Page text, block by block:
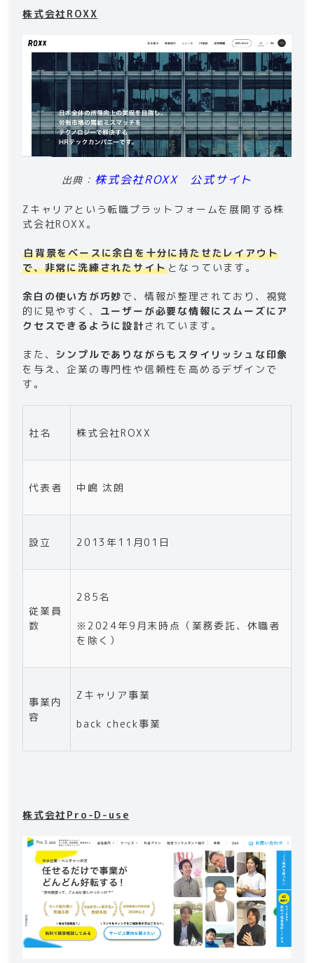
株式会社ROXX
出典： 株式会社ROXX 公式サイト
Zキャリアという転職プラットフォームを展開する株
式会社ROXX。
白背景をベースに余白を十分に持たせたレイアウト
で、非常に洗練されたサイトとなっています。
余白の使い方が巧妙で、情報が整理されており、視覚
的に見やすく、 ユーザーが必要な情報にスムーズにア
クセスできるように設計されています。
また、 シンプルでありながらもスタイリッシュな印象
を与え、企業の専門性や信頼性を高めるデザインで
す。
社名 株式会社ROXX
代表者 中嶋 汰朗
設立 2013年11月01日
従業員
数
285名
※2024年9月末時点（業務委託、休職者
を除く）
事業内
容
Zキャリア事業
back check事業
株式会社Pro-D-use